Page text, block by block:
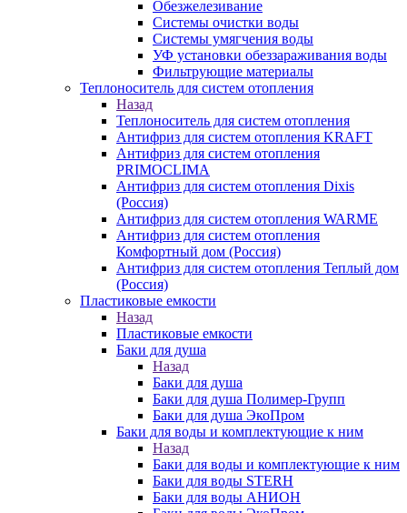
Обезжелезивание
Системы очистки воды
Системы умягчения воды
УФ установки обеззараживания воды
Фильтрующие материалы
Теплоноситель для систем отопления
Назад
Теплоноситель для систем отопления
Антифриз для систем отопления KRAFT
Антифриз для систем отопления
PRIMOCLIMA
Антифриз для систем отопления Dixis
(Россия)
Антифриз для систем отопления WARME
Антифриз для систем отопления
Комфортный дом (Россия)
Антифриз для систем отопления Теплый дом
(Россия)
Пластиковые емкости
Назад
Пластиковые емкости
Баки для душа
Назад
Баки для душа
Баки для душа Полимер-Групп
Баки для душа ЭкоПром
Баки для воды и комплектующие к ним
Назад
Баки для воды и комплектующие к ним
Баки для воды STERH
Баки для воды АНИОН